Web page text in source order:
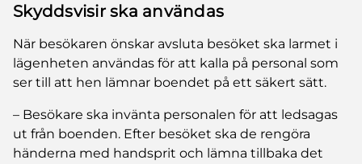
Skyddsvisir ska användas
När besökaren önskar avsluta besöket ska larmet i
lägenheten användas för att kalla på personal som
ser till att hen lämnar boendet på ett säkert sätt.
– Besökare ska invänta personalen för att ledsagas
ut från boenden. Efter besöket ska de rengöra
händerna med handsprit och lämna tillbaka det